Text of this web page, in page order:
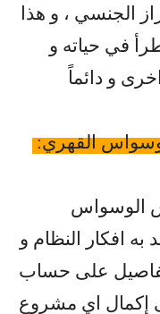
الجنسي ، و هذا
في حياته و
و دائماً
القهري:
الوسواس
افكار النظام و
على حساب
إكمال اي مشروع